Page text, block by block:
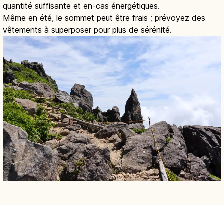
quantité suffisante et en-cas énergétiques.
Même en été, le sommet peut être frais ; prévoyez des
vêtements à superposer pour plus de sérénité.